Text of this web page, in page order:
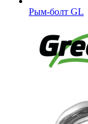
Рым-болт GL